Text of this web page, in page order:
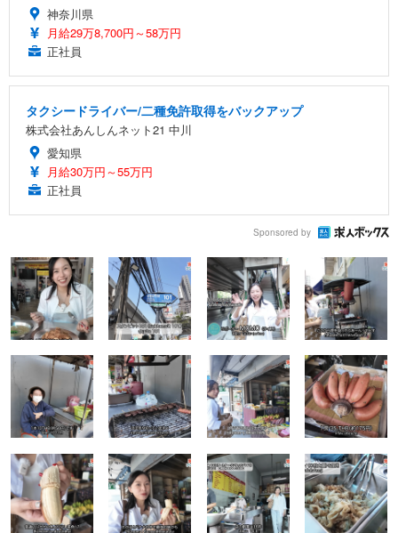
神奈川県
月給29万8,700円～58万円
正社員
タクシードライバー/二種免許取得をバックアップ
株式会社あんしんネット21 中川
愛知県
月給30万円～55万円
正社員
Sponsored by